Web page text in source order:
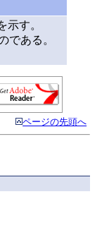
す。
ある。
ページの先頭へ